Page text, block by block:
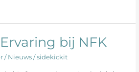
bij NFK
/ Nieuws/sidekickit